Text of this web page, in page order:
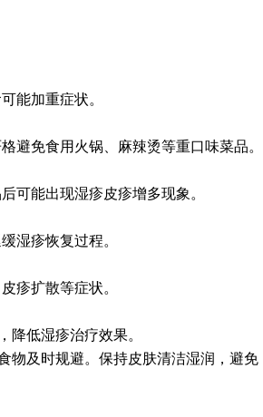
能加重症状。
避免食用火锅、麻辣烫等重口味菜品。
可能出现湿疹皮疹增多现象。
湿疹恢复过程。
疹扩散等症状。
低湿疹治疗效果。
物及时规避。保持皮肤清洁湿润，避免